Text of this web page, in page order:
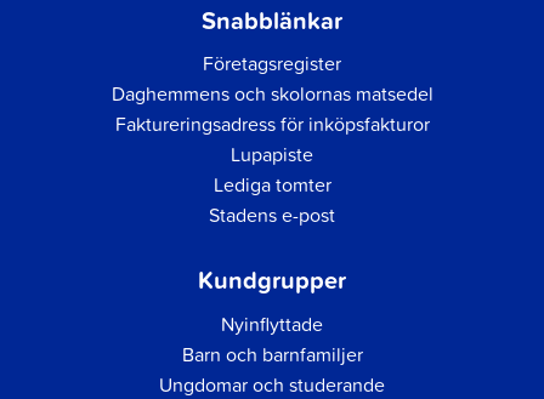
Snabblänkar
Företagsregister
Daghemmens och skolornas matsedel
Faktureringsadress för inköpsfakturor
Lupapiste
Lediga tomter
Stadens e-post
Kundgrupper
Nyinflyttade
Barn och barnfamiljer
Ungdomar och studerande